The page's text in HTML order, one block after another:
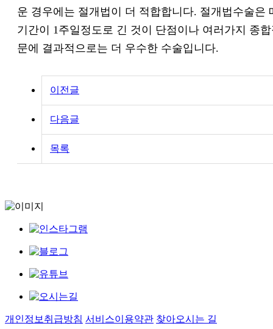
운 경우에는 절개법이 더 적합합니다. 절개법수술은
기간이 1주일정도로 긴 것이 단점이나 여러가지 종
문에 결과적으로는 더 우수한 수술입니다.
이전글
다음글
목록
개인정보취급방침 서비스이용약관 찾아오시는 길